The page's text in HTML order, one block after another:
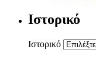
Ιστορικό
Ιστορικό